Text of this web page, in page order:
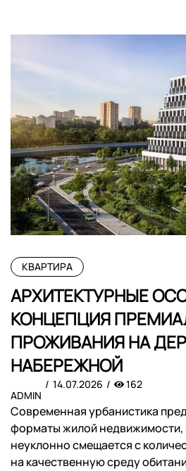
КВАРТИРА
АРХИТЕКТУРНЫЕ
КОНЦЕПЦИЯ
ПРОЖИВАНИЯ НА
НАБЕРЕЖНОЙ
ADMIN
14.07.2026 162
Современная урбанистика
форматы жилой недвижимости,
неуклонно смещается с
на качественную среду